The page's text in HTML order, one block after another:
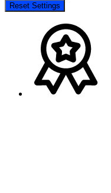
Reset Settings